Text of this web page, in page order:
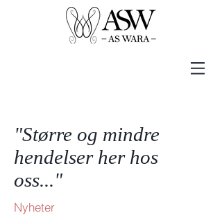
"Større og mindre
hendelser her hos
oss..."
Nyheter